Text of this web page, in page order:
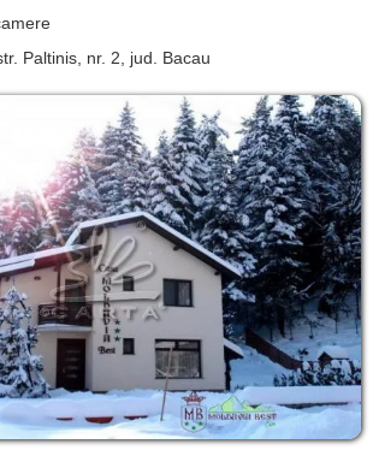
str. Paltinis, nr. 2 , jud. Bacau